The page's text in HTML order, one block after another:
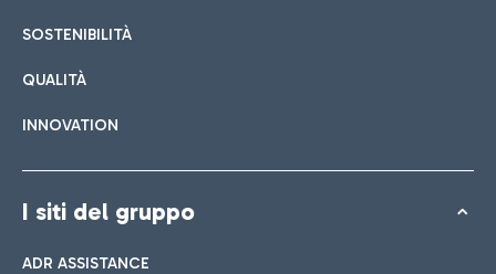
SOSTENIBILITÀ
QUALITÀ
INNOVATION
I siti del gruppo
ADR ASSISTANCE